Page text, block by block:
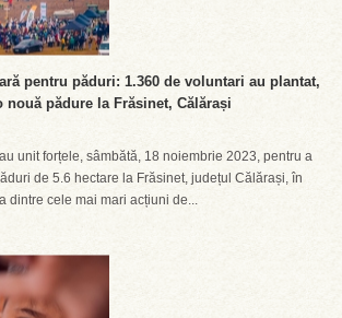
pentru păduri: 1.360 de voluntari au plantat,
nouă pădure la Frăsinet, Călărași
unit forțele, sâmbătă, 18 noiembrie 2023, pentru a
de 5.6 hectare la Frăsinet, județul Călărași, în
dintre cele mai mari acțiuni de...